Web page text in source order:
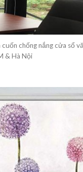
chống nắng cửa sổ
& Hà Nội